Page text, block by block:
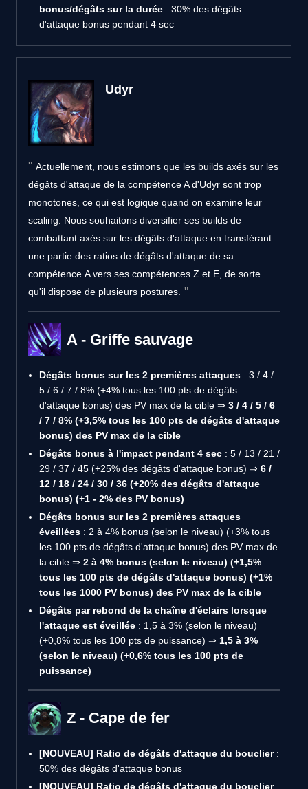
bonus/dégâts sur la durée : 30% des dégâts
d'attaque bonus pendant 4 sec
Udyr
Actuellement, nous estimons que les builds axés sur les
dégâts d'attaque de la compétence A d'Udyr sont trop
monotones, ce qui est logique quand on examine leur
scaling. Nous souhaitons diversifier ses builds de
combattant axés sur les dégâts d'attaque en transférant
une partie des ratios de dégâts d'attaque de sa
compétence A vers ses compétences Z et E, de sorte
qu'il dispose de plusieurs postures.
A - Griffe sauvage
Dégâts bonus sur les 2 premières attaques : 3 / 4 /
5 / 6 / 7 / 8% (+4% tous les 100 pts de dégâts
d'attaque bonus) des PV max de la cible ⇒ 3 / 4 / 5 / 6
/ 7 / 8% (+3,5% tous les 100 pts de dégâts d'attaque
bonus) des PV max de la cible
Dégâts bonus à l'impact pendant 4 sec : 5 / 13 / 21 /
29 / 37 / 45 (+25% des dégâts d'attaque bonus) ⇒ 6 /
12 / 18 / 24 / 30 / 36 (+20% des dégâts d'attaque
bonus) (+1 - 2% des PV bonus)
Dégâts bonus sur les 2 premières attaques
éveillées : 2 à 4% bonus (selon le niveau) (+3% tous
les 100 pts de dégâts d'attaque bonus) des PV max de
la cible ⇒ 2 à 4% bonus (selon le niveau) (+1,5%
tous les 100 pts de dégâts d'attaque bonus) (+1%
tous les 1000 PV bonus) des PV max de la cible
Dégâts par rebond de la chaîne d'éclairs lorsque
l'attaque est éveillée : 1,5 à 3% (selon le niveau)
(+0,8% tous les 100 pts de puissance) ⇒ 1,5 à 3%
(selon le niveau) (+0,6% tous les 100 pts de
puissance)
Z - Cape de fer
[NOUVEAU] Ratio de dégâts d'attaque du bouclier:
50% des dégâts d'attaque bonus
[NOUVEAU] Ratio de dégâts d'attaque du bouclier